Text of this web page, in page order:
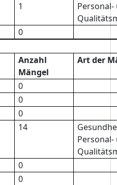
1
Personal-
0
Anzahl
Mängel
Art der
0
0
0
14
Personal-
0
0